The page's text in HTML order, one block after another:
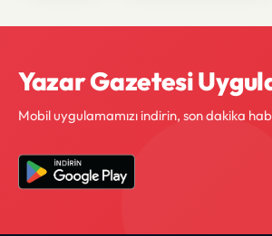
Yazar Gazetesi
Mobil uygulamamızı indirin, son dakika